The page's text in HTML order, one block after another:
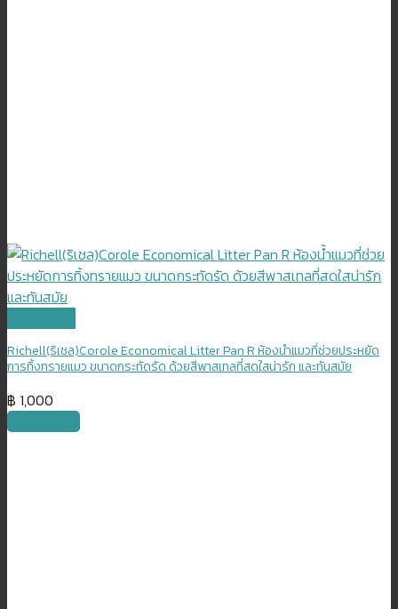
Richell(ริเชล)Corole Economical Litter Pan R ห้องน้ำแมวที่ช่วยประหยัด
การทิ้งทรายแมว ขนาดกระทัดรัด ด้วยสีพาสเทลที่สดใสน่ารัก และทันสมัย
฿ 1,000
หยิบใส่ตะกร้า